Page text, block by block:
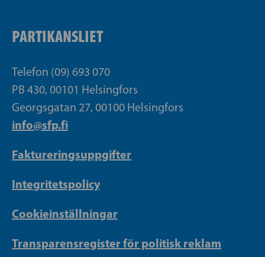
PARTIKANSLIET
Telefon (09) 693 070
PB 430, 00101 Helsingfors
Georgsgatan 27, 00100 Helsingfors
info@sfp.fi
Faktureringsuppgifter
Integritetspolicy
Cookieinställningar
Transparensregister för politisk reklam